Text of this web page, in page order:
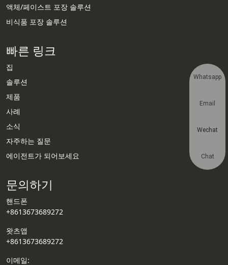
액체/페이스트 포장 솔루션
비식품 포장 솔루션
빠른 링크
집
솔루션
제품
사례
소식
자주하는 질문
에이전트가 되어보세요
문의하기
핸드폰
+8613673689272
왓츠앱
+8613673689272
이메일:
Whatsapp
Email
Wechat
Chat